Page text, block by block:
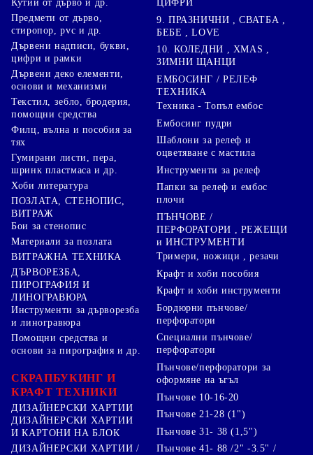
Кутии от дърво и др.
Предмети от дърво,
стиропор, pvc и др.
Дървени надписи, букви,
цифри и рамки
Дървени деко елементи,
основи и механизми
Текстил, зебло, бродерия,
помощни средства
Филц, вълна и пособия за
тях
Гумирани листи, пера,
шринк пластмаса и др.
Хоби литература
ПОЗЛАТА, СТЕНОПИС,
ВИТРАЖ
Бои за стенопис
Материали за позлата
ВИТРАЖНА ТЕХНИКА
ДЪРВОРЕЗБА,
ПИРОГРАФИЯ И
ЛИНОГРАВЮРА
Инструменти за дърворезба
и линогравюра
Помощни средства и
основи за пирография и др.
СКРАПБУКИНГ И
КРАФТ ТЕХНИКИ
ДИЗАЙНЕРСКИ ХАРТИИ
ДИЗАЙНЕРСКИ ХАРТИИ
И КАРТОНИ НА БЛОК
ДИЗАЙНЕРСКИ ХАРТИИ /
ЦИФРИ
9. ПРАЗНИЧНИ , СВАТБА ,
БЕБЕ , LOVE
10. КОЛЕДНИ , XMAS ,
ЗИМНИ ЩАНЦИ
ЕМБОСИНГ / РЕЛЕФ
ТЕХНИКА
Техника - Топъл ембос
Ембосинг пудри
Шаблони за релеф и
оцветяване с мастила
Инструменти за релеф
Папки за релеф и ембос
плочи
ПЪНЧОВЕ /
ПЕРФОРАТОРИ , РЕЖЕЩИ
и ИНСТРУМЕНТИ
Тримери, ножици , резачи
Крафт и хоби пособия
Крафт и хоби инструменти
Бордюрни пънчове/
перфоратори
Специални пънчове/
перфоратори
Пънчове/перфоратори за
оформяне на ъгъл
Пънчове 10-16-20
Пънчове 21-28 (1")
Пънчове 31- 38 (1,5")
Пънчове 41- 88 /2" -3.5" /